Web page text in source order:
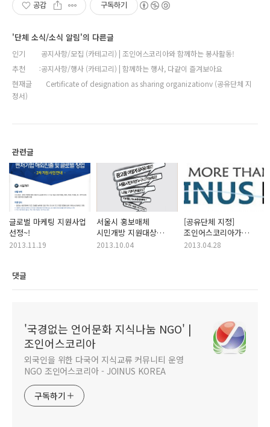
공감 구독하기
'단체 소식/소식 알림'의 다른글
인기
공지사항/모집 (카테고리) | 조인어스코리아와 함께하는 봉사활동!
추천
공지사항/행사 (카테고리) | 함께하는 행사, 다같이 즐겨보아요
현재글
Certificate of designation as sharing organizationv (공유단체 지
정서)
관련글
글로벌 마케팅 지원사업
선정~!
2013.11.19
서울시 홍보매체
시민개방 지원대상
선정!! ^^
2013.10.04
[공유단체 지정]
조인어스코리아가
공유단체로
2013.04.28
댓글
'국경없는 언어문화 지식나눔 NGO' |
조인어스코리아
외국인을 위한 다국어 지식교류 커뮤니티 운영
NGO 조인어스코리아 - JOINUS KOREA
구독하기